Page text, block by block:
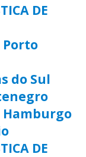
DE
do Sul
Hamburgo
DE